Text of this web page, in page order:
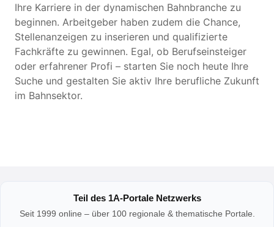
Ihre Karriere in der dynamischen Bahnbranche zu
beginnen. Arbeitgeber haben zudem die Chance,
Stellenanzeigen zu inserieren und qualifizierte
Fachkräfte zu gewinnen. Egal, ob Berufseinsteiger
oder erfahrener Profi – starten Sie noch heute Ihre
Suche und gestalten Sie aktiv Ihre berufliche Zukunft
im Bahnsektor.
Teil des 1A‑Portale Netzwerks
Seit 1999 online – über 100 regionale & thematische Portale.